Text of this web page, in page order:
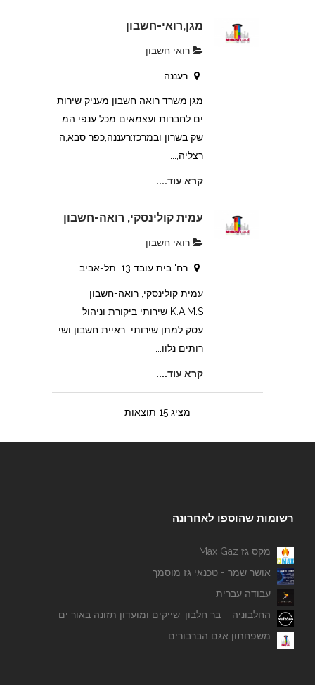
מגן,רואי-חשבון
רואי חשבון
רעננה
מגן,משרד רואה חשבון מעניק שירות
ים לחברות ועצמאים מכל ענפי המ
שק בשרון ובמרכז:רעננה,כפר סבא,ה
רצליה,...
קרא עוד....
עמית קולינסקי, רואה-חשבון
רואי חשבון
רח' בית עובד 13, תל-אביב
עמית קולינסקי, רואה-חשבון
K.A.M.S שירותי ביקורת וניהול
עסק למתן שירותי ראיית חשבון ושי
רותים נלוו...
קרא עוד....
מציג 15 תוצאות
רשומות שהוספו לאחרונה
מקס גז Max Gaz
אושר שמר - טכנאי גז מוסמך
עבודה עברית
החלבוניה – בר חלבון, שייקים ומועדון תזונה באור ים
משפחתון אגם הברבורים